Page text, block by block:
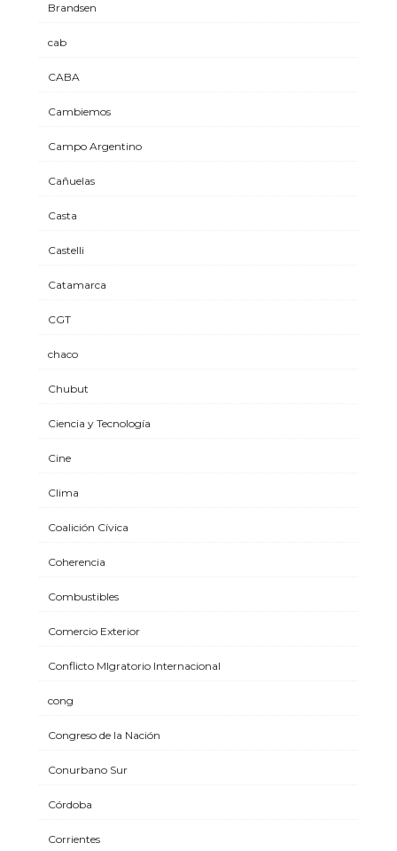
Brandsen
cab
CABA
Cambiemos
Campo Argentino
Cañuelas
Casta
Castelli
Catamarca
CGT
chaco
Chubut
Ciencia y Tecnología
Cine
Clima
Coalición Cívica
Coherencia
Combustibles
Comercio Exterior
Conflicto MIgratorio Internacional
cong
Congreso de la Nación
Conurbano Sur
Córdoba
Corrientes